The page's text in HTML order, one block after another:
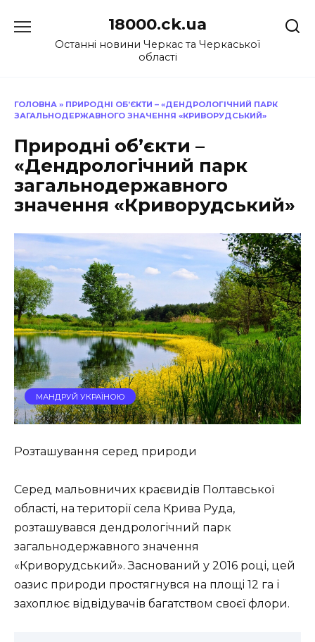
до
18000.ck.ua
Останні новини Черкас та Черкаської
області
ГОЛОВНА » ПРИРОДНІ ОБ’ЄКТИ – «ДЕНДРОЛОГІЧНИЙ ПАРК
ЗАГАЛЬНОДЕРЖАВНОГО ЗНАЧЕННЯ «КРИВОРУДСЬКИЙ»
Природні об’єкти –
«Дендрологічний парк
загальнодержавного
значення «Криворудський»
МАНДРУЙ УКРАЇНОЮ
Розташування серед природи
Серед мальовничих краєвидів Полтавської
області, на території села Крива Руда,
розташувався дендрологічний парк
загальнодержавного значення
«Криворудський». Заснований у 2016 році, цей
оазис природи простягнувся на площі 12 га і
захоплює відвідувачів багатством своєї флори.